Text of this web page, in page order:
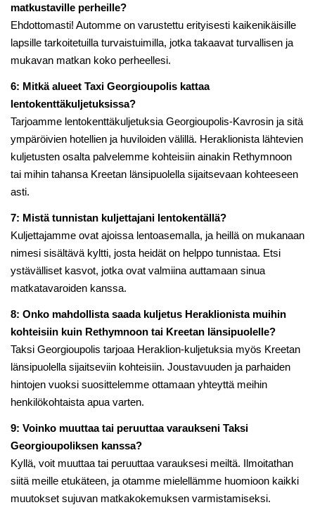
matkustaville perheille?
Ehdottomasti! Automme on varustettu erityisesti kaikenikäisille
lapsille tarkoitetuilla turvaistuimilla, jotka takaavat turvallisen ja
mukavan matkan koko perheellesi.
6: Mitkä alueet Taxi Georgioupolis kattaa
lentokenttäkuljetuksissa?
Tarjoamme lentokenttäkuljetuksia Georgioupolis-Kavrosin ja sitä
ympäröivien hotellien ja huviloiden välillä. Heraklionista lähtevien
kuljetusten osalta palvelemme kohteisiin ainakin Rethymnoon
tai mihin tahansa Kreetan länsipuolella sijaitsevaan kohteeseen
asti.
7: Mistä tunnistan kuljettajani lentokentällä?
Kuljettajamme ovat ajoissa lentoasemalla, ja heillä on mukanaan
nimesi sisältävä kyltti, josta heidät on helppo tunnistaa. Etsi
ystävälliset kasvot, jotka ovat valmiina auttamaan sinua
matkatavaroiden kanssa.
8: Onko mahdollista saada kuljetus Heraklionista muihin
kohteisiin kuin Rethymnoon tai Kreetan länsipuolelle?
Taksi Georgioupolis tarjoaa Heraklion-kuljetuksia myös Kreetan
länsipuolella sijaitseviin kohteisiin. Joustavuuden ja parhaiden
hintojen vuoksi suosittelemme ottamaan yhteyttä meihin
henkilökohtaista apua varten.
9: Voinko muuttaa tai peruuttaa varaukseni Taksi
Georgioupoliksen kanssa?
Kyllä, voit muuttaa tai peruuttaa varauksesi meiltä. Ilmoitathan
siitä meille etukäteen, ja otamme mielellämme huomioon kaikki
muutokset sujuvan matkakokemuksen varmistamiseksi.